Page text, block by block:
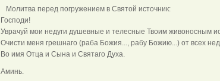
Молитва перед погружением в Святой источник:
Господи!
Уврачуй мои недуги душевные и телесные Твоим живоносным
Очисти меня грешнаго (раба Божия..., рабу Божию...) от всех
Во имя Отца и Сына и Святаго Духа.
Аминь.